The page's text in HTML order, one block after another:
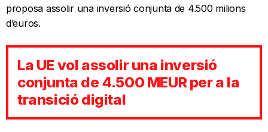
proposa assolir una inversió conjunta de 4.500 milions
d’euros.
La UE vol assolir una inversió
conjunta de 4.500 MEUR per a la
transició digital